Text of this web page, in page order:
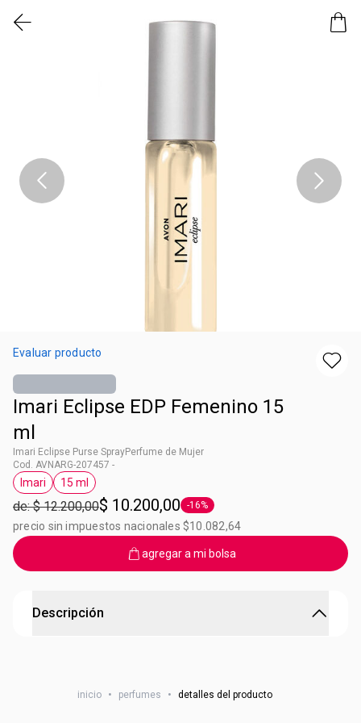
Evaluar producto
Imari Eclipse EDP Femenino 15
ml
Imari Eclipse Purse SprayPerfume de Mujer
Cod. AVNARG-207457 -
Etiqueta Imari
Imari
Etiqueta 15 ml
15 ml
de: $ 12.200,00$ 10.200,00 Etiqueta -16%
-16%
precio sin impuestos nacionales $10.082,64
agregar a mi bolsa
Descripción
inicio • perfumes • detalles del producto